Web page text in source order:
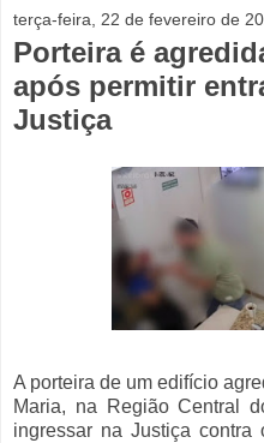
terça-feira, 22 de fevereiro de
Porteira é
após permitir
Justiça
A porteira de um edifício
Maria, na Região Central
ingressar na Justiça